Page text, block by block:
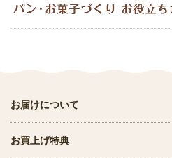
お届けについて
お買上げ特典